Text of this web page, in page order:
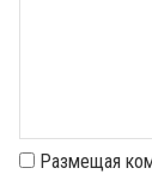
Размещая